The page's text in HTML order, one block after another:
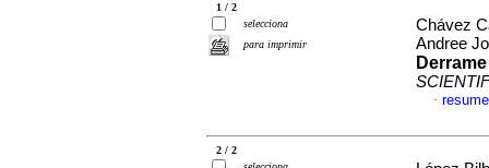
1 / 2
selecciona
para imprimir
Chávez
Andree
·
2 / 2